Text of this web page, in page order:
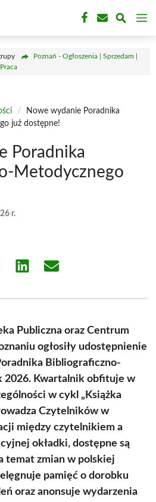
Poznań - Ogłoszenia | Sprzedam |
/
Nowe wydanie Poradnika
już dostępne!
Poradnika
Metodycznego
r.
Share Share
Publiczna oraz Centrum
ogłosiły udostępnienie
Bibliograficzno-
2026. Kwartalnik obfituje w
w cykl „Książka
Czytelników w
między czytelnikiem a
okładki, dostępne są
temat zmian w polskiej
pamięć o dorobku
oraz anonsuje wydarzenia